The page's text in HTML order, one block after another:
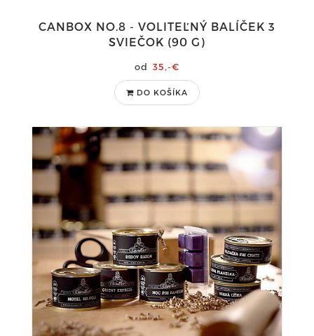
CANBOX NO.8 - VOLITEĽNÝ BALÍČEK 3
SVIEČOK (90 G)
35,-€
DO KOŠÍKA